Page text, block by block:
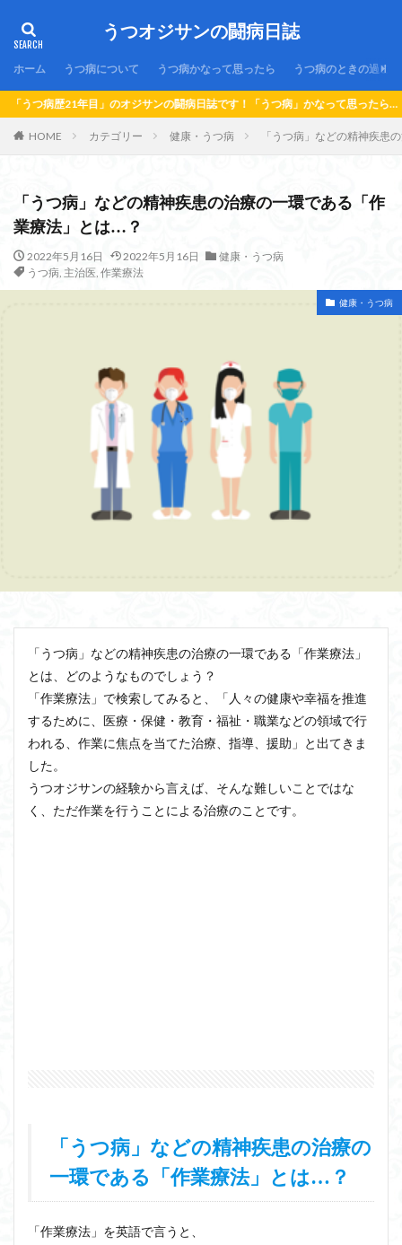
うつオジサンの闘病日誌
ホーム うつ病について うつ病かなって思ったら うつ病のときの過ご
オジサンの闘病日誌です！「うつ病」かなって思ったら…！「うつ病」になっ
HOME カテゴリー 健康・うつ病 「うつ病」などの精神疾患
「うつ病」などの精神疾患の治療の一環である「作
業療法」とは…？
2022年5月16日 2022年5月16日
健康・うつ病
うつ病, 主治医, 作業療法
健康・うつ病
「うつ病」などの精神疾患の治療の一環である「作業療法」
とは、どのようなものでしょう？
「作業療法」で検索してみると、「人々の健康や幸福を推進
するために、医療・保健・教育・福祉・職業などの領域で行
われる、作業に焦点を当てた治療、指導、援助」と出てきま
した。
うつオジサンの経験から言えば、そんな難しいことではな
く、ただ作業を行うことによる治療のことです。
「うつ病」などの精神疾患の治療の
一環である「作業療法」とは…？
「作業療法」を英語で言うと、